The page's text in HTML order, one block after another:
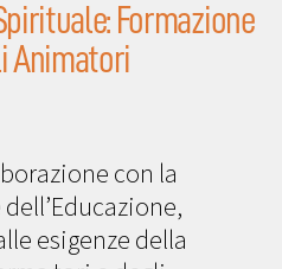
Formazione
Animatori
con la
esigenze della